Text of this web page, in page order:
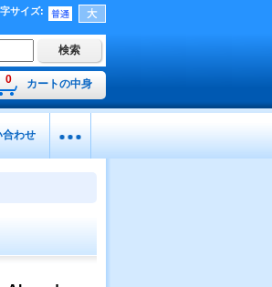
サイズ:
0 カートの中身
合わせ